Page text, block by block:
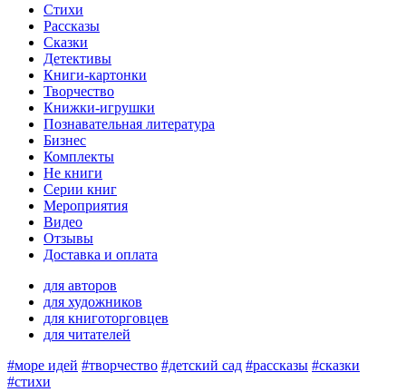
Стихи
Рассказы
Сказки
Детективы
Книги-картонки
Творчество
Книжки-игрушки
Познавательная литература
Бизнес
Комплекты
Не книги
Серии книг
Мероприятия
Видео
Отзывы
Доставка и оплата
для авторов
для художников
для книготорговцев
для читателей
#море идей #творчество #детский сад #рассказы #сказки
#стихи